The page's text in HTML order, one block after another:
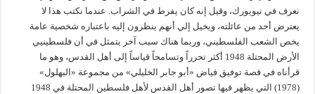
نعرف في نيويورك، وقيل إنه كان يفرط في الشراب. عندما نكتب هذا لا
يعترض أحد من عائلته، ويخيل إلي أنهم ينظرون إليه باعتباره شخصية عامة
يخص الشعب الفلسطيني، وربما هناك سبب آخر يتمثل في أن فلسطينيي
الأرض المحتلة 1948 أكثر تحرراً وتسامحاً قياساً إلى أهل القدس، وهو ما
قرأناه في قصة توفيق فياض «أبو جابر الخليلي» من مجموعة «البهلول»
(1978) التي يظهر فيها تصور أهل القدس لأهل فلسطين المحتلة في 1948